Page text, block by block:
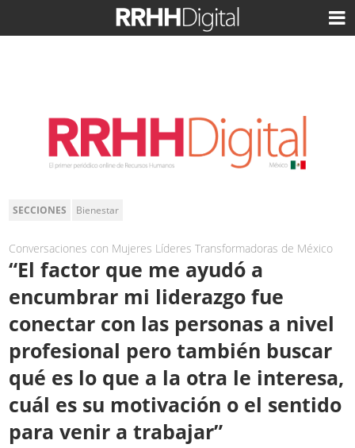
SECCIONES Bienestar
Conversaciones con Mujeres Líderes Transformadoras de México
“El factor que me ayudó a
encumbrar mi liderazgo fue
conectar con las personas a nivel
profesional pero también buscar
qué es lo que a la otra le interesa,
cuál es su motivación o el sentido
para venir a trabajar”